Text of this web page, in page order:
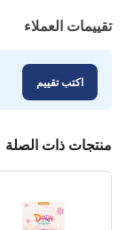
تقييمات العملاء
اكتب تقييم
منتجات ذات الصلة